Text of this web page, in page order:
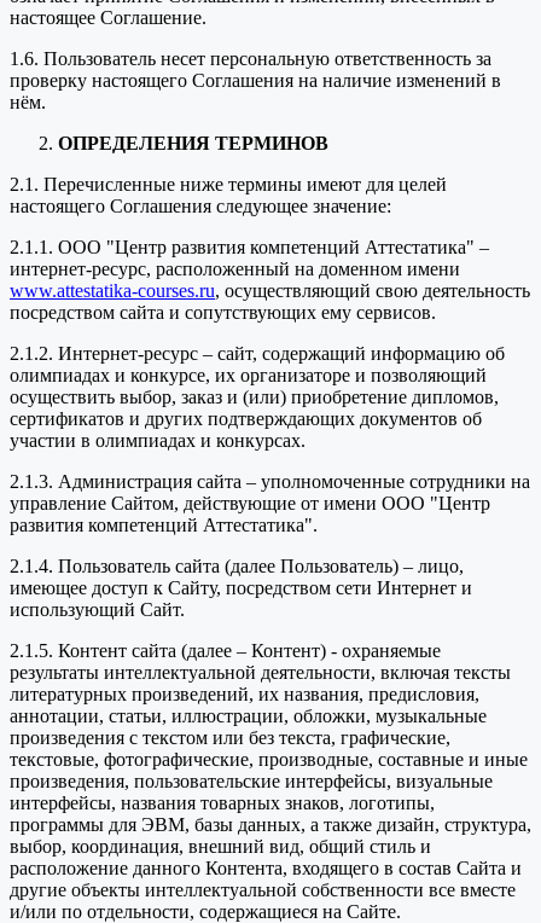
настоящее Соглашение.
1.6. Пользователь несет персональную ответственность за
проверку настоящего Соглашения на наличие изменений в
нём.
ОПРЕДЕЛЕНИЯ ТЕРМИНОВ
2.1. Перечисленные ниже термины имеют для целей
настоящего Соглашения следующее значение:
2.1.1. ООО "Центр развития компетенций Аттестатика" –
интернет-ресурс, расположенный на доменном имени
www.attestatika-courses.ru, осуществляющий свою деятельность
посредством сайта и сопутствующих ему сервисов.
2.1.2. Интернет-ресурс – сайт, содержащий информацию об
олимпиадах и конкурсе, их организаторе и позволяющий
осуществить выбор, заказ и (или) приобретение дипломов,
сертификатов и других подтверждающих документов об
участии в олимпиадах и конкурсах.
2.1.3. Администрация сайта – уполномоченные сотрудники на
управление Сайтом, действующие от имени ООО "Центр
развития компетенций Аттестатика".
2.1.4. Пользователь сайта (далее Пользователь) – лицо,
имеющее доступ к Сайту, посредством сети Интернет и
использующий Сайт.
2.1.5. Контент сайта (далее – Контент) - охраняемые
результаты интеллектуальной деятельности, включая тексты
литературных произведений, их названия, предисловия,
аннотации, статьи, иллюстрации, обложки, музыкальные
произведения с текстом или без текста, графические,
текстовые, фотографические, производные, составные и иные
произведения, пользовательские интерфейсы, визуальные
интерфейсы, названия товарных знаков, логотипы,
программы для ЭВМ, базы данных, а также дизайн, структура,
выбор, координация, внешний вид, общий стиль и
расположение данного Контента, входящего в состав Сайта и
другие объекты интеллектуальной собственности все вместе
и/или по отдельности, содержащиеся на Сайте.